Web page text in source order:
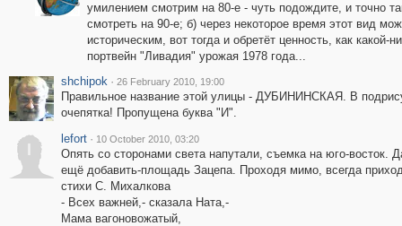
умилением смотрим на 80-е - чуть подождите, и точно
смотреть на 90-е; б) через некоторое время этот вид
историческим, вот тогда и обретёт ценность, как какой-
портвейн "Ливадия" урожая 1978 года...
shchipok · 26 February 2010, 19:00
Правильное название этой улицы - ДУБИНИНСКАЯ. В
очепятка! Пропущена буква "И".
lefort · 10 October 2010, 03:20
Опять со сторонами света напутали, съемка на юго-восток.
ещё добавить-площадь Зацепа. Проходя мимо, всегда
стихи С. Михалкова
- Всех важней,- сказала Ната,-
Мама вагоновожатый,